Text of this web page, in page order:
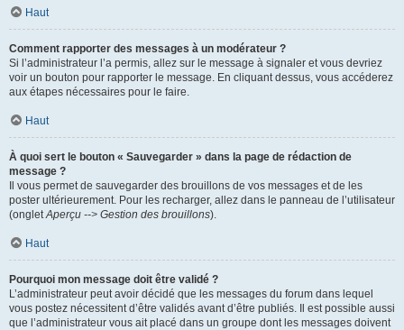
Haut
Comment rapporter des messages à un modérateur ?
Si l’administrateur l’a permis, allez sur le message à signaler et vous devriez
voir un bouton pour rapporter le message. En cliquant dessus, vous accéderez
aux étapes nécessaires pour le faire.
Haut
À quoi sert le bouton « Sauvegarder » dans la page de rédaction de
message ?
Il vous permet de sauvegarder des brouillons de vos messages et de les
poster ultérieurement. Pour les recharger, allez dans le panneau de l’utilisateur
(ongletAperçu --> Gestion des brouillons).
Haut
Pourquoi mon message doit être validé ?
L’administrateur peut avoir décidé que les messages du forum dans lequel
vous postez nécessitent d’être validés avant d’être publiés. Il est possible aussi
que l’administrateur vous ait placé dans un groupe dont les messages doivent